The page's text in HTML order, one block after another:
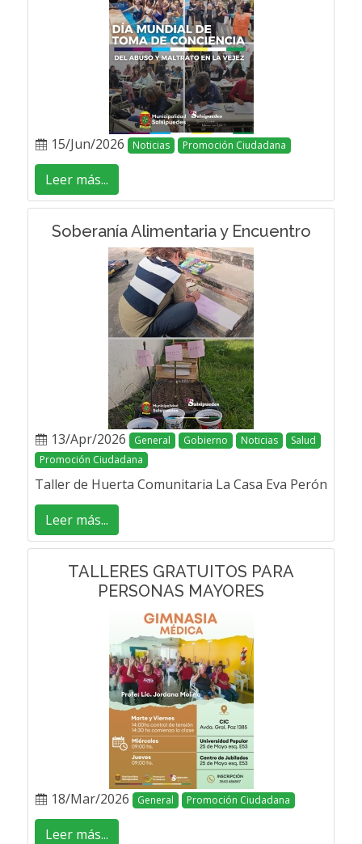
15/Jun/2026 Noticias Promoción Ciudadana
Leer más...
Soberanía Alimentaria y Encuentro
13/Apr/2026 General Gobierno Noticias
Salud
Promoción Ciudadana
Taller de Huerta Comunitaria La Casa Eva Perón
Leer más...
TALLERES GRATUITOS PARA
PERSONAS MAYORES
18/Mar/2026 General Promoción Ciudadana
Leer más...